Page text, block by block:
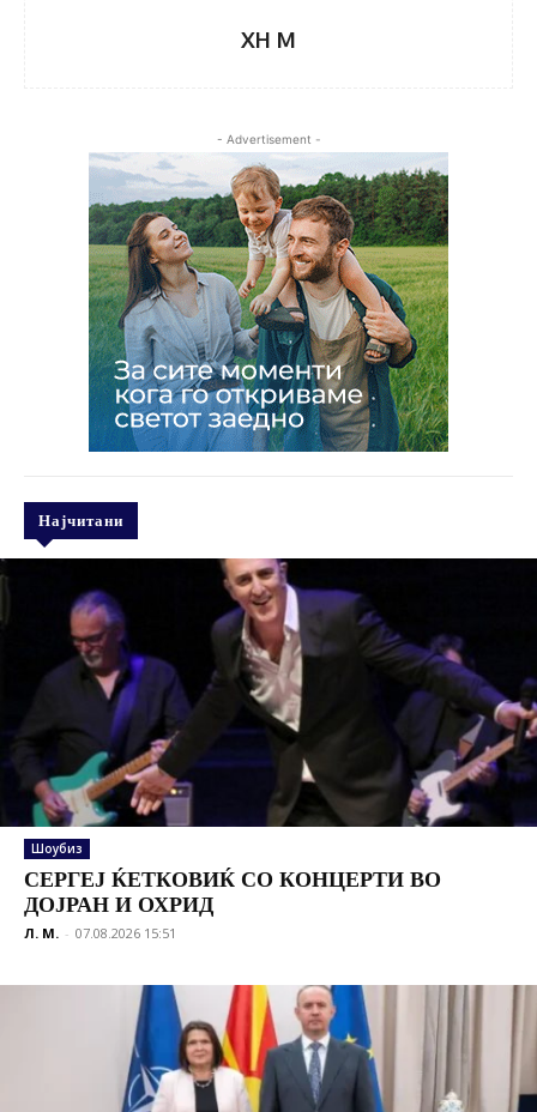
XH M
- Advertisement -
Најчитани
Шоубиз
СЕРГЕЈ ЌЕТКОВИЌ СО КОНЦЕРТИ ВО
ДОЈРАН И ОХРИД
Л. М. - 07.08.2026 15:51